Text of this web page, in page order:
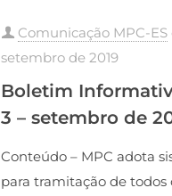
Comunicação MPC-ES
setembro de 2019
Boletim
3 – setembro de
Conteúdo – MPC adota
para tramitação de todos